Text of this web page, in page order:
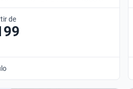
Automático
de